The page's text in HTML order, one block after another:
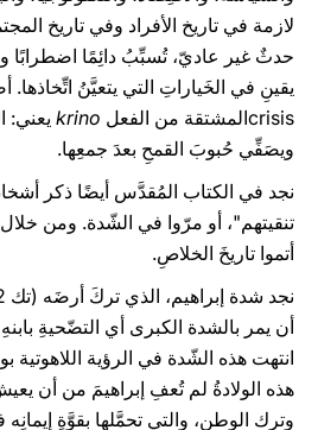
لازمة في تاريخ الأفراد وفي تاريخ
حدثٌ غير عاديّ، تُسبِّبُ دائِمًا اضطرابًا
يقينِ في الخَياراتِ التي يتعيَّنُ اتِّخاذها.
crisisالمشتقة من الفعل
krino يعني:
ويصَفِّي حُبوبَ القمحِ بعدَ جمعِها.
نجد في الكتاب المُقدَّس أيضًا ذكر
تنقيتهم"، أو مرّوا في الشّدة. ومن خلال
أتموا تاريخَ الخلاصِ.
انتهت هذه الشّدة في الرؤية
هذه الولادةُ لم تُعفِ إبراهيمَ من أن
وترك الوطن، والتي تحمَّلها بقوَّةِ